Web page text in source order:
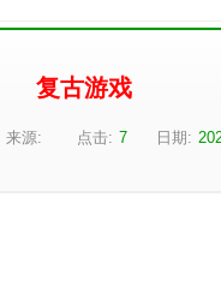
复古游戏
来源: 点击: 7 日期: